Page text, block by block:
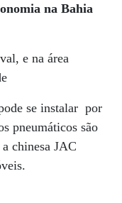
na Bahia
e na área
se instalar por
pneumáticos são
chinesa JAC